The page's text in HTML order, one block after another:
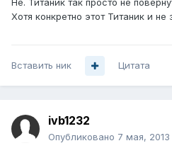
Не. Титаник так просто не
Хотя конкретно этот Титаник и не
Вставить ник Цитата
ivb1232
Опубликовано 7 мая, 2013